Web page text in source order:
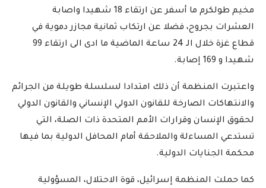
مخيم طولكرم ما أسفر عن ارتقاء 18 شهيدا واصابة
العشرات بجروح، فضلا عن ارتكاب ثمانية مجازر دموية في
قطاع غزة خلال الـ 24 ساعة الماضية ما ادى الى ارتقاء 99
شهيدا و 169 إصابة.
واعتبرت المنظمة أن ذلك امتدادا لسلسلة طويلة من الجرائم
والانتهاكات الصارخة للقانون الدولي الإنساني والقانون الدولي
لحقوق الإنسان وقرارات الأمم المتحدة ذات الصلة، التي
تستدعي المساءلة والملاحقة أمام المحافل الدولية بما فيها
محكمة الجنايات الدولية.
كما حملت المنظمة إسرائيل، قوة الاحتلال، المسؤولية